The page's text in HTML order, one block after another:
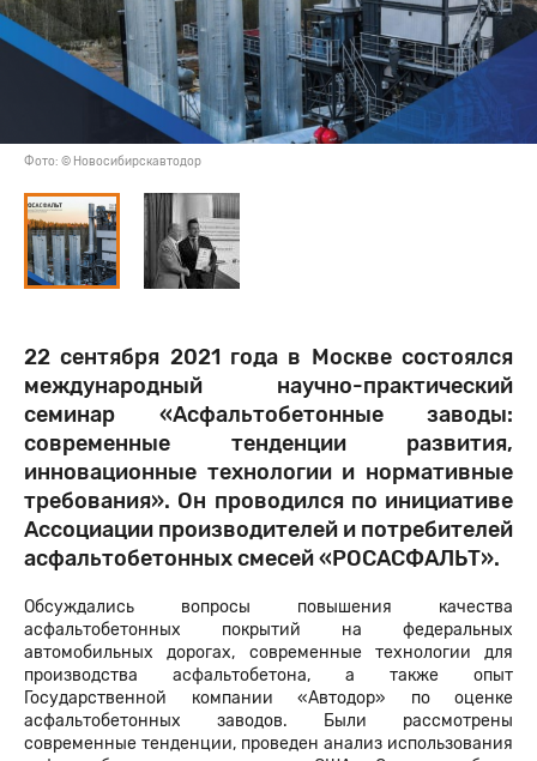
Фото: © Новосибирскавтодор
22 сентября 2021 года в Москве состоялся
международный научно-практический
семинар «Асфальтобетонные заводы:
современные тенденции развития,
инновационные технологии и нормативные
требования». Он проводился по инициативе
Ассоциации производителей и потребителей
асфальтобетонных смесей «РОСАСФАЛЬТ».
Обсуждались вопросы повышения качества
асфальтобетонных покрытий на федеральных
автомобильных дорогах, современные технологии для
производства асфальтобетона, а также опыт
Государственной компании «Автодор» по оценке
асфальтобетонных заводов. Были рассмотрены
современные тенденции, проведен анализ использования